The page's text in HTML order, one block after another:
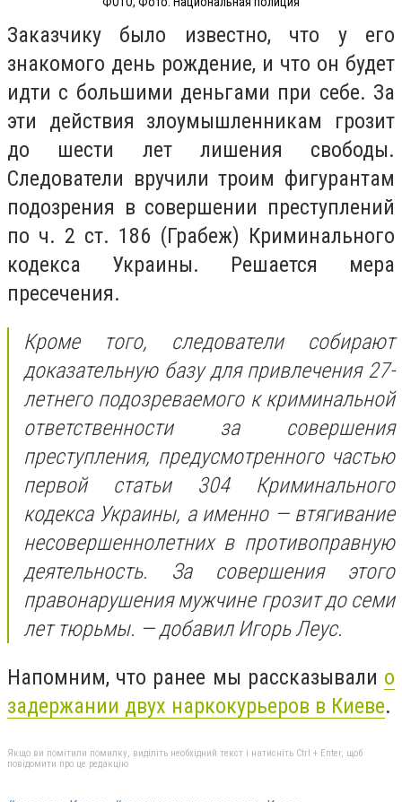
Заказчику было известно, что у его
знакомого день рождение, и что он будет
идти с большими деньгами при себе. За
эти действия злоумышленникам грозит
до шести лет лишения свободы.
Следователи вручили троим фигурантам
подозрения в совершении преступлений
по ч. 2 ст. 186 (Грабеж) Криминального
кодекса Украины. Решается мера
пресечения.
Кроме того, следователи собирают
доказательную базу для привлечения 27-
летнего подозреваемого к криминальной
ответственности за совершения
преступления, предусмотренного частью
первой статьи 304 Криминального
кодекса Украины, а именно — втягивание
несовершеннолетних в противоправную
деятельность. За совершения этого
правонарушения мужчине грозит до семи
лет тюрьмы. — добавил Игорь Леус.
Напомним, что ранее мы рассказывали о
задержании двух наркокурьеров в Киеве.
Якщо ви помітили помилку, виділіть необхідний текст і натисніть Ctrl + Enter, щоб
повідомити про це редакцію